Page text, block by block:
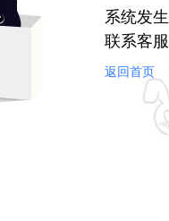
系统发
联系客服
返回首页